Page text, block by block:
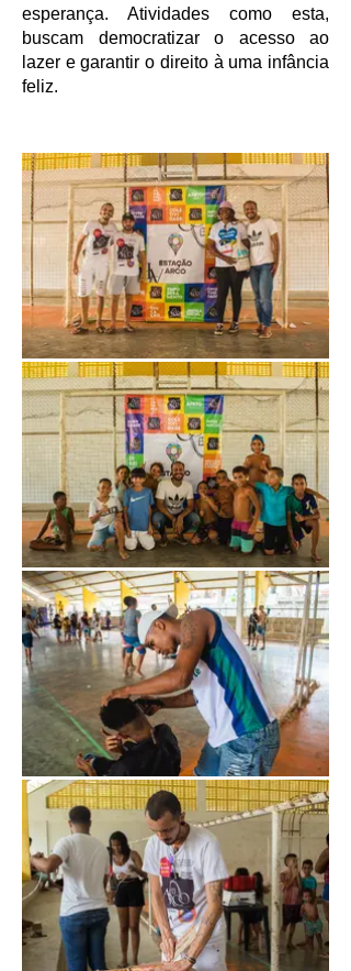
esperança. Atividades como esta,
buscam democratizar o acesso ao
lazer e garantir o direito à uma infância
feliz.